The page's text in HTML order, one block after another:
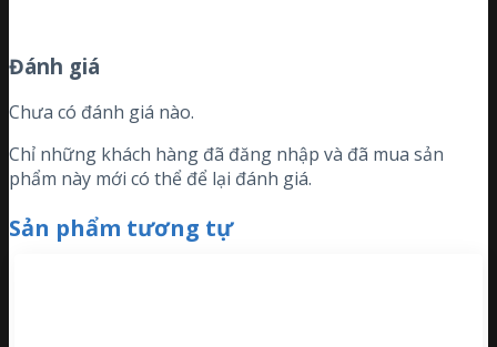
Đánh giá
Chưa có đánh giá nào.
Chỉ những khách hàng đã đăng nhập và đã mua sản
phẩm này mới có thể để lại đánh giá.
Sản phẩm tương tự